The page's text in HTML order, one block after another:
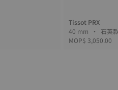
Tissot PRX
40 mm • 石
MOP$ 3,050.00